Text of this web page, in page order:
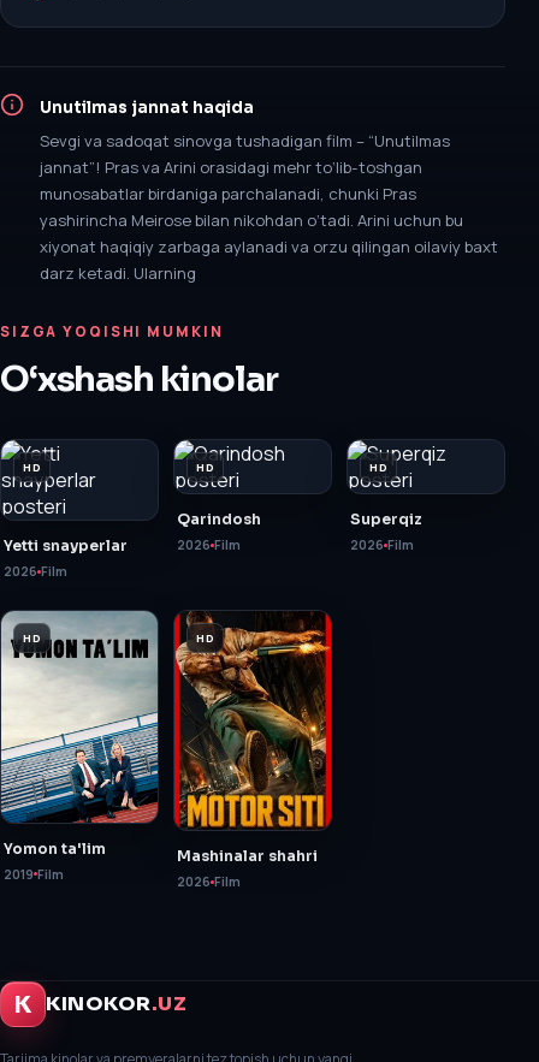
Unutilmas jannat haqida
Sevgi va sadoqat sinovga tushadigan film – “Unutilmas
jannat”! Pras va Arini orasidagi mehr to‘lib-toshgan
munosabatlar birdaniga parchalanadi, chunki Pras
yashirincha Meirose bilan nikohdan o‘tadi. Arini uchun bu
xiyonat haqiqiy zarbaga aylanadi va orzu qilingan oilaviy baxt
darz ketadi. Ularning
SIZGA YOQISHI MUMKIN
O‘xshash kinolar
HD
Yetti snayperlar
2026 Film
HD
Qarindosh
2026 Film
HD
Superqiz
2026 Film
HD
Yomon ta'lim
2019 Film
HD
Mashinalar shahri
2026 Film
K KINOKOR.UZ